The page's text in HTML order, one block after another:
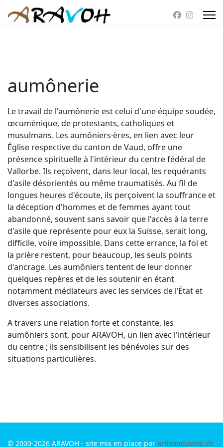
aumônerie
Le travail de l'aumônerie est celui d'une équipe soudée,
œcuménique, de protestants, catholiques et
musulmans. Les aumôniers·ères, en lien avec leur
Église respective du canton de Vaud, offre une
présence spirituelle à l'intérieur du centre fédéral de
Vallorbe. Ils reçoivent, dans leur local, les requérants
d'asile désorientés ou même traumatisés. Au fil de
longues heures d'écoute, ils perçoivent la souffrance et
la déception d'hommes et de femmes ayant tout
abandonné, souvent sans savoir que l'accès à la terre
d'asile que représente pour eux la Suisse, serait long,
difficile, voire impossible. Dans cette errance, la foi et
la prière restent, pour beaucoup, les seuls points
d'ancrage. Les aumôniers tentent de leur donner
quelques repères et de les soutenir en étant
notamment médiateurs avec les services de l’État et
diverses associations.
A travers une relation forte et constante, les
aumôniers sont, pour ARAVOH, un lien avec l'intérieur
du centre ; ils sensibilisent les bénévoles sur des
situations particulières.
© 2000-2026 ARAVOH - site mis en place par artisanduweb.ch